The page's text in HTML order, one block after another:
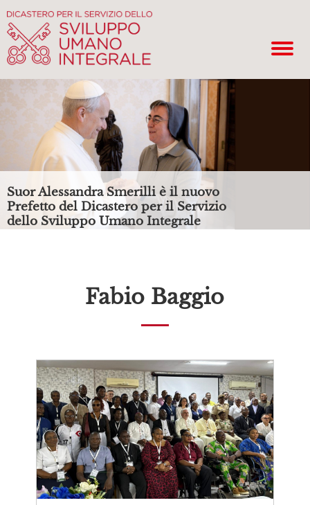
Suor Alessandra Smerilli è il nuovo
Prefetto del Dicastero per il Servizio
dello Sviluppo Umano Integrale
Fabio Baggio